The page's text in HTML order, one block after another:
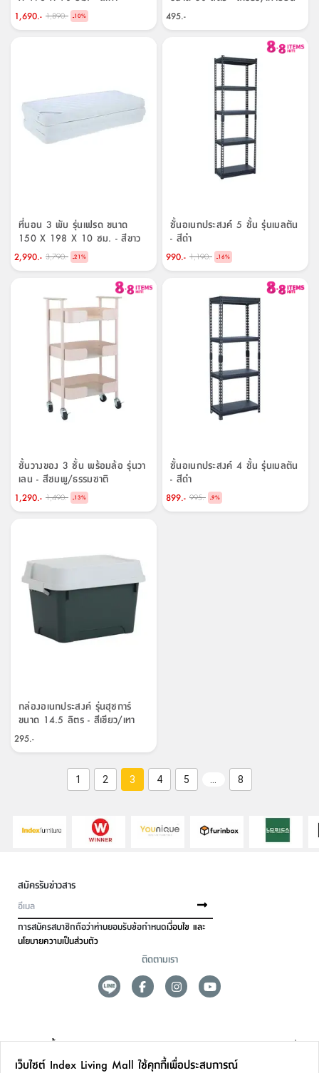
1,690.- 1,890.- -10% 495.-
ที่นอน 3 พับ รุ่นเฟรด ขนาด
150 X 198 X 10 ซม. - สีขาว
2,990.- 3,790.- -21%
ชั้นอเนกประสงค์ 5 ชั้น รุ่นเมลตัน
- สีดำ
990.- 1,190.- -16%
ชั้นวางของ 3 ชั้น พร้อมล้อ รุ่นวา
เลน - สีชมพู/ธรรมชาติ
1,290.- 1,490.- -13%
ชั้นอเนกประสงค์ 4 ชั้น รุ่นเมลตัน
- สีดำ
899.- 995.- -9%
กล่องอเนกประสงค์ รุ่นฮุชการ์
ขนาด 14.5 ลิตร - สีเขียว/เทา
อ่อน
295.-
1 2 3 4 5 8
สมัครรับข่าวสาร
การสมัครสมาชิกถือว่าท่านยอมรับข้อกำหนดเงื่อนไข และ
นโยบายความเป็นส่วนตัว
ติดตามเรา
ดูแลลูกค้า
เว็บไซต์ Index Living Mall ใช้คุกกี้เพื่อประสบการณ์